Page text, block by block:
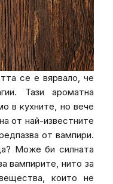
се е вярвало, че
Тази ароматна
в кухните, но вече
от най-известните
от вампири.
Може би силната
вампирите, нито за
които не